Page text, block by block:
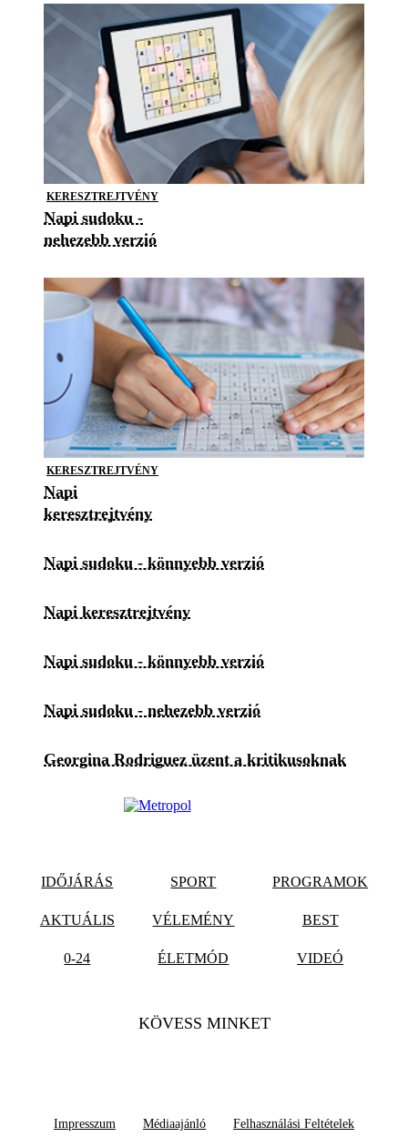
KERESZTREJTVÉNY
Napi sudoku -
nehezebb verzió
KERESZTREJTVÉNY
Napi
keresztrejtvény
Napi sudoku - könnyebb verzió
Napi keresztrejtvény
Napi sudoku - könnyebb verzió
Napi sudoku - nehezebb verzió
Georgina Rodriguez üzent a kritikusoknak
IDŐJÁRÁS SPORT PROGRAMOK
AKTUÁLIS VÉLEMÉNY BEST
0-24 ÉLETMÓD VIDEÓ
KÖVESS MINKET
Impresszum Médiaajánló Felhasználási Feltételek